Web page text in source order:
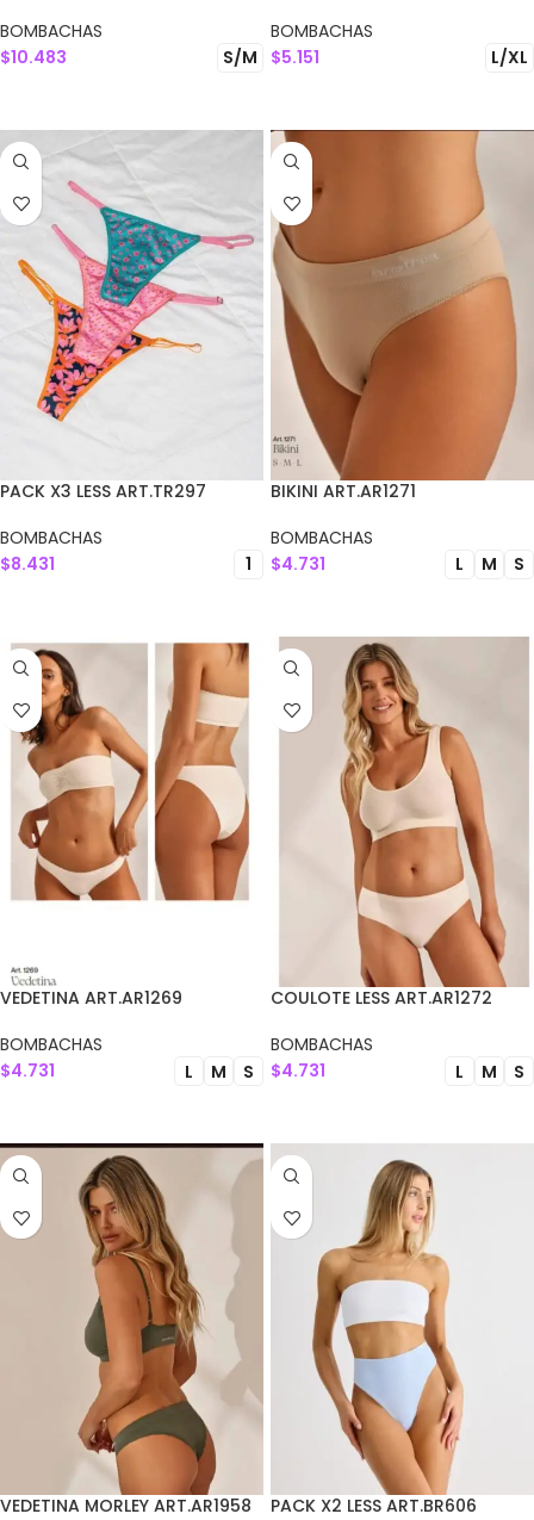
BOMBACHAS
$10.483 S/M
BOMBACHAS
$5.151 L/XL
PACK X3 LESS ART.TR297
BOMBACHAS
$8.431 1
BIKINI ART.AR1271
BOMBACHAS
$4.731 L M S
VEDETINA ART.AR1269
BOMBACHAS
$4.731 L M S
COULOTE LESS ART.AR1272
BOMBACHAS
$4.731 L M S
VEDETINA MORLEY ART.AR1958
PACK X2 LESS ART.BR606